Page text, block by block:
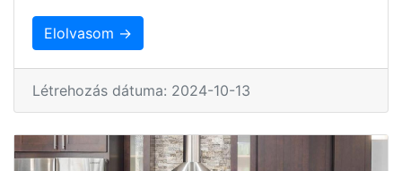
Elolvasom →
Létrehozás dátuma: 2024-10-13